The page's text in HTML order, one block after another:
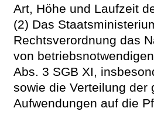
Art, Höhe und Laufzeit
(2) Das
Rechtsverordnung das
von
Abs. 3 SGB XI,
sowie die Verteilung der
Aufwendungen auf die